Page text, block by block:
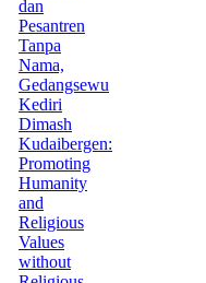
dan
Pesantren
Tanpa
Nama,
Gedangsewu
Kediri
Dimash
Kudaibergen:
Promoting
Humanity
and
Religious
Values
without